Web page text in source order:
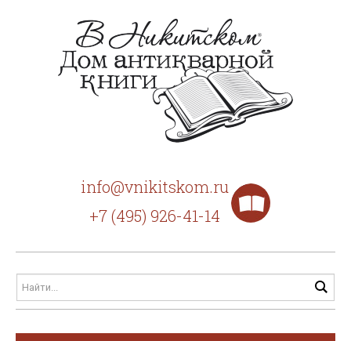
info@vnikitskom.ru
+7 (495) 926-41-14